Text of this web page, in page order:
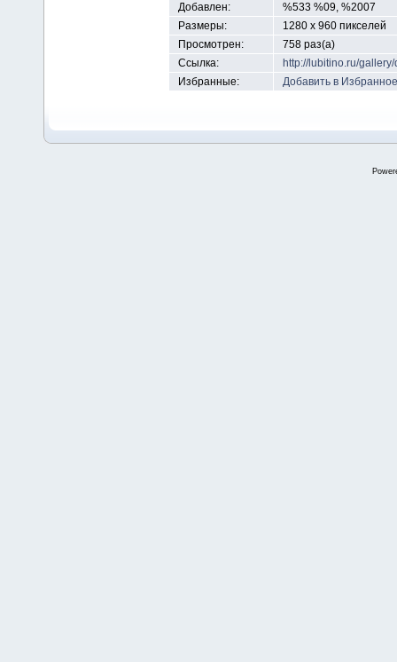
Добавлен:
%533 %09, %2007
Размеры:
1280 x 960 пикселей
Просмотрен:
758 раз(а)
Ссылка:
http://lubitino.ru/
Избранные:
Добавить в Избранное